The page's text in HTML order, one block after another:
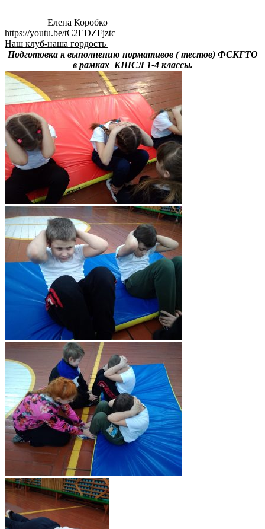
Елена Коробко
https://youtu.be/tC2EDZFjztc
Наш клуб-наша гордость
Подготовка к выполнению нормативов ( тестов) ФСКГТО
в рамках КШСЛ 1-4 классы.